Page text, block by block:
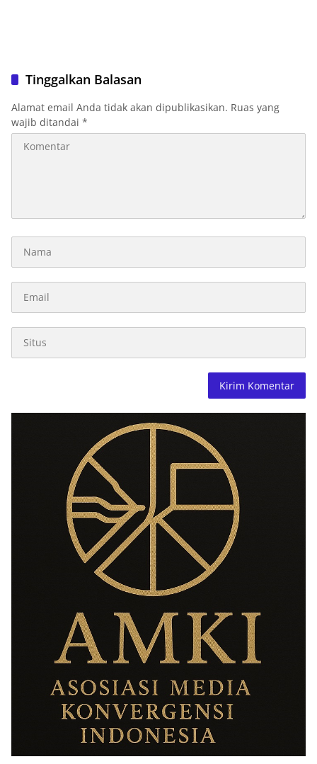
Tinggalkan Balasan
Alamat email Anda tidak akan dipublikasikan. Ruas yang
wajib ditandai *